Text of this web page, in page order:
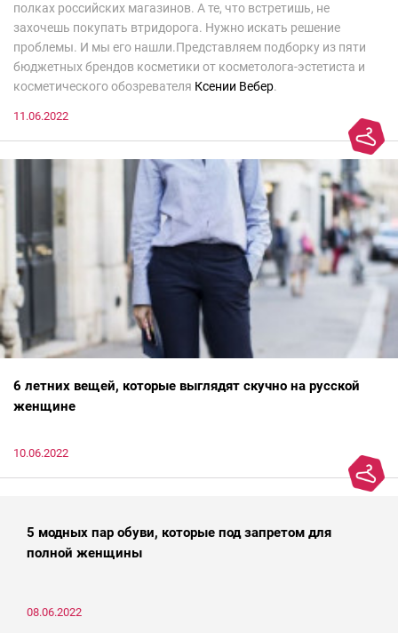
полках российских магазинов. А те, что встретишь, не
захочешь покупать втридорога. Нужно искать решение
проблемы. И мы его нашли.Представляем подборку из пяти
бюджетных брендов косметики от косметолога-эстетиста и
косметического обозревателя Ксении Вебер.
11.06.2022
6 летних вещей, которые выглядят скучно на русской
женщине
10.06.2022
5 модных пар обуви, которые под запретом для
полной женщины
08.06.2022